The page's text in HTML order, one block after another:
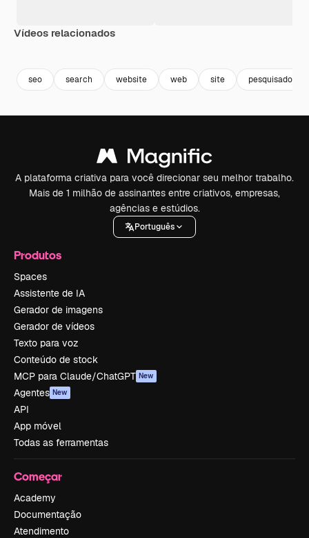
Vídeos relacionados
seo search website web site pesquisador
A plataforma criativa para você direcionar seu melhor trabalho.
Mais de 1 milhão de assinantes entre criativos, empresas,
agências e estúdios.
Português
Produtos
Spaces
Assistente de IA
Gerador de imagens
Gerador de vídeos
Texto para voz
Conteúdo de stock
MCP para Claude/ChatGPT New
Agentes New
API
App móvel
Todas as ferramentas
Começar
Academy
Documentação
Atendimento